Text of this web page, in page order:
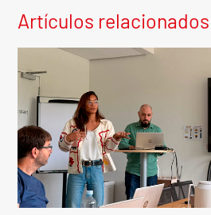
Artículos relacionados